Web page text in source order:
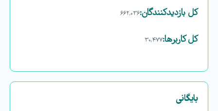
کل بازدیدکنند‌گان:۶۶۲,۰۳۶
کل کاربرها:۳۰,۴۷۷
بایگانی